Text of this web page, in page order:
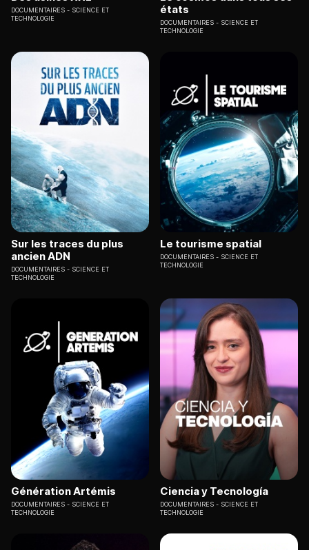
DOCUMENTAIRES
SCIENCE ET
TECHNOLOGIE
états
DOCUMENTAIRES
SCIENCE ET
TECHNOLOGIE
Sur les traces du plus
ancien ADN
DOCUMENTAIRES
SCIENCE ET
TECHNOLOGIE
Le tourisme spatial
DOCUMENTAIRES
SCIENCE ET
TECHNOLOGIE
Génération Artémis
DOCUMENTAIRES
SCIENCE ET
TECHNOLOGIE
Ciencia y Tecnología
DOCUMENTAIRES
SCIENCE ET
TECHNOLOGIE